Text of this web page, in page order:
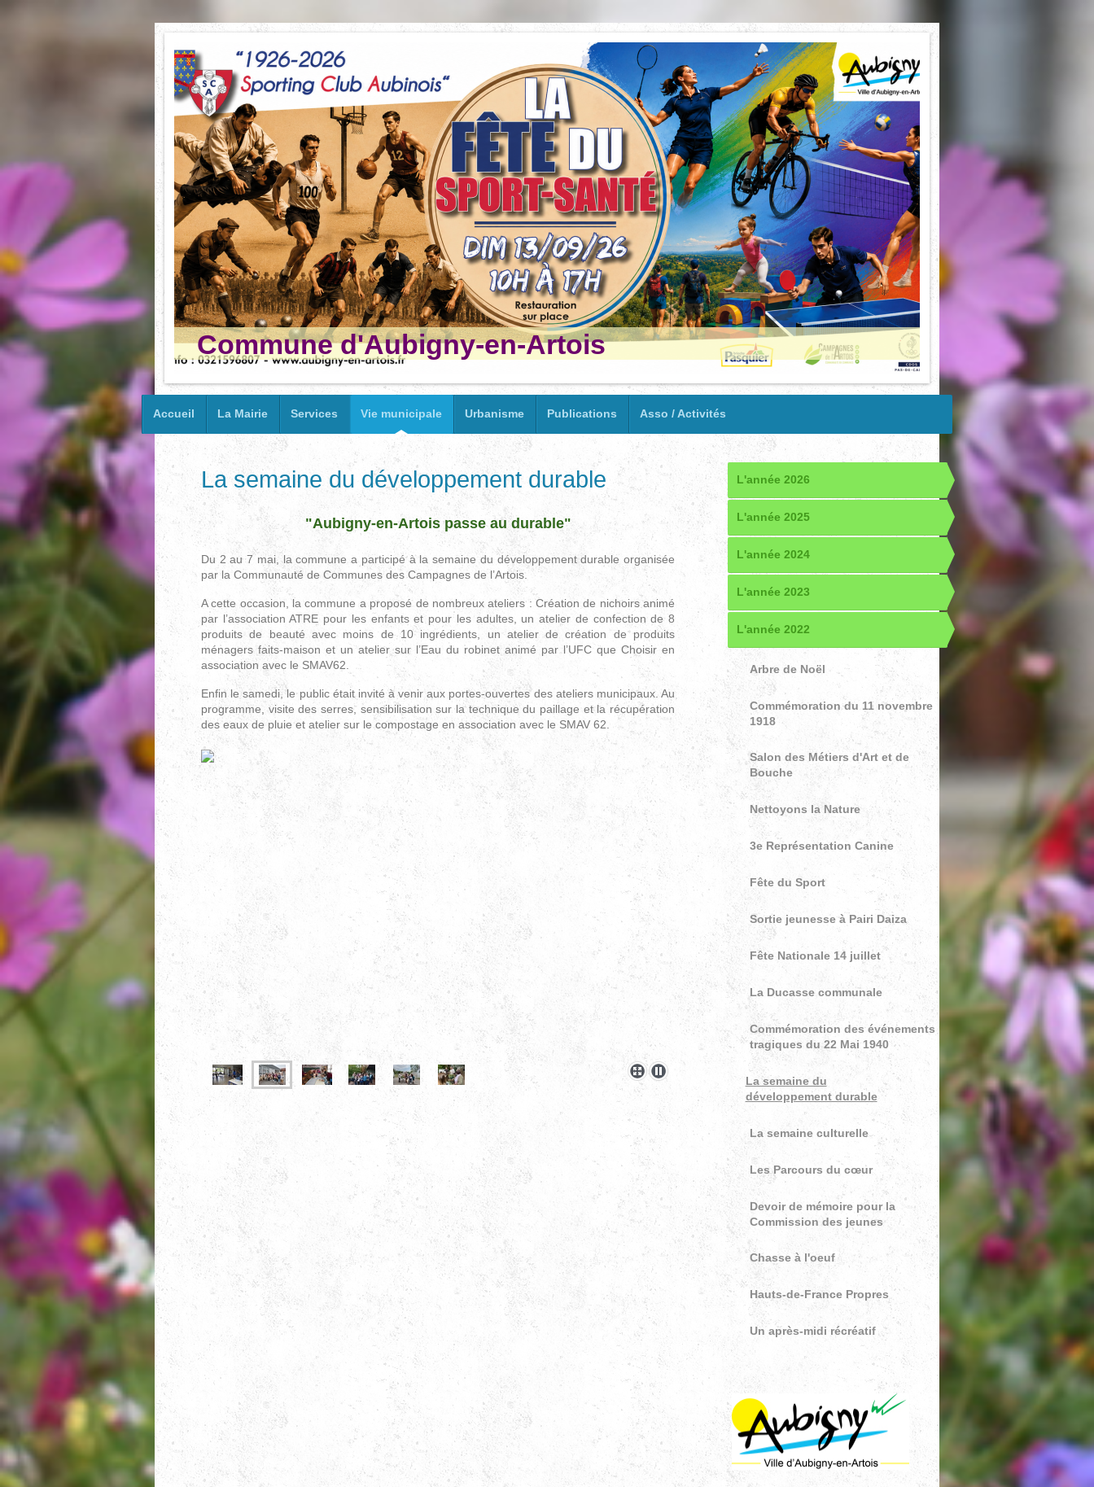
Commune d'Aubigny-en-Artois
Accueil La Mairie Services Vie municipale Urbanisme Publications Asso / Activités
La semaine du développement durable
"Aubigny-en-Artois passe au durable"
Du 2 au 7 mai, la commune a participé à la semaine du développement durable organisée
par la Communauté de Communes des Campagnes de l’Artois.
A cette occasion, la commune a proposé de nombreux ateliers : Création de nichoirs animé
par l’association ATRE pour les enfants et pour les adultes, un atelier de confection de 8
produits de beauté avec moins de 10 ingrédients, un atelier de création de produits
ménagers faits-maison et un atelier sur l’Eau du robinet animé par l’UFC que Choisir en
association avec le SMAV62.
Enfin le samedi, le public était invité à venir aux portes-ouvertes des ateliers municipaux. Au
programme, visite des serres, sensibilisation sur la technique du paillage et la récupération
des eaux de pluie et atelier sur le compostage en association avec le SMAV 62.
L'année 2026
L'année 2025
L'année 2024
L'année 2023
L'année 2022
Arbre de Noël
Commémoration du 11 novembre
1918
Salon des Métiers d'Art et de
Bouche
Nettoyons la Nature
3e Représentation Canine
Fête du Sport
Sortie jeunesse à Pairi Daiza
Fête Nationale 14 juillet
La Ducasse communale
Commémoration des événements
tragiques du 22 Mai 1940
La semaine du
développement durable
La semaine culturelle
Les Parcours du cœur
Devoir de mémoire pour la
Commission des jeunes
Chasse à l'oeuf
Hauts-de-France Propres
Un après-midi récréatif